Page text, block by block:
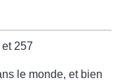
et 257
le monde, et bien